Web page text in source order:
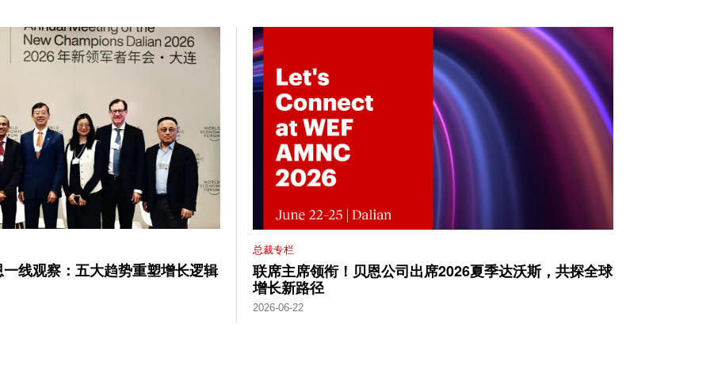
线观察：五大趋势重塑增长逻辑
总裁专栏
联席主席领衔！贝恩公司出席2026夏季达沃斯，共探全球
增长新路径
2026-06-22